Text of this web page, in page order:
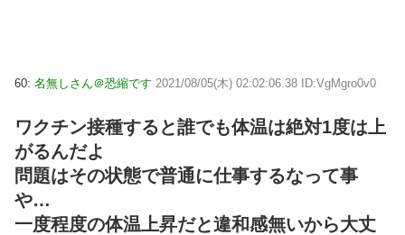
60: 名無しさん＠恐縮です 2021/08/05(木) 02:02:06.38 ID:VgMgro0v0
ワクチン接種すると誰でも体温は絶対1度は上
がるんだよ
問題はその状態で普通に仕事するなって事
や…
一度程度の体温上昇だと違和感無いから大丈